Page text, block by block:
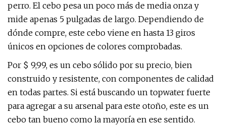
perro. El cebo pesa un poco más de media onza y
mide apenas 5 pulgadas de largo. Dependiendo de
dónde compre, este cebo viene en hasta 13 giros
únicos en opciones de colores comprobadas.
Por $ 9,99, es un cebo sólido por su precio, bien
construido y resistente, con componentes de calidad
en todas partes. Si está buscando un topwater fuerte
para agregar a su arsenal para este otoño, este es un
cebo tan bueno como la mayoría en ese sentido.